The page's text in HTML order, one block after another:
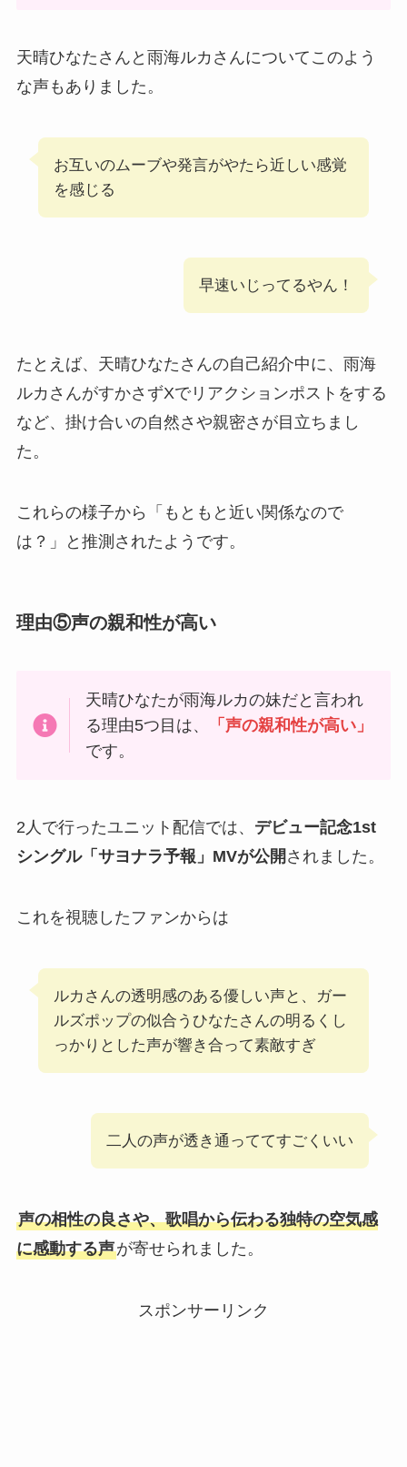
天晴ひなたさんと雨海ルカさんについてこのよう
な声もありました。
お互いのムーブや発言がやたら近しい感覚
を感じる
早速いじってるやん！
たとえば、天晴ひなたさんの自己紹介中に、雨海
ルカさんがすかさずXでリアクションポストをする
など、掛け合いの自然さや親密さが目立ちまし
た。
これらの様子から「もともと近い関係なので
は？」と推測されたようです。
理由⑤声の親和性が高い
天晴ひなたが雨海ルカの妹だと言われ
る理由5つ目は、
「声の親和性が高い」
です。
2人で行ったユニット配信では、 デビュー記念1st
シングル「サヨナラ予報」MVが公開 されました。
これを視聴したファンからは
ルカさんの透明感のある優しい声と、ガー
ルズポップの似合うひなたさんの明るくし
っかりとした声が響き合って素敵すぎ
二人の声が透き通っててすごくいい
声の相性の良さや、歌唱から伝わる独特の空気感
に感動する声が寄せられました。
スポンサーリンク